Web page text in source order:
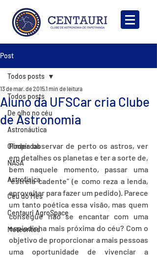
Post
Todos posts
De olho no céu
Astronáutica
Olimpíadas
NASA
Astrofísica
Céu do Mês
Centauri AgroSpace
Meteorítos
Todos posts
Aluno da UFSCar cria Clube
de Astronomia
13 de mar. de 20151 min de leitura
Poder observar de perto os astros, ver
em detalhes os planetas e ter a sorte de,
bem naquele momento, passar uma
"estrela cadente" (e como reza a lenda,
aproveitar para fazer um pedido). Parece
um tanto poética essa visão, mas quem
consegue não se encantar com uma
espiadinha mais próxima do céu? Com o
objetivo de proporcionar a mais pessoas
uma oportunidade de vivenciar a